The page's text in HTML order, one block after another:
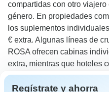
compartidas con otro
género. En propiedades
los suplementos
€ extra. Algunas líneas de
ROSA ofrecen cabinas
extra, mientras que hoteles
con habitaciones
Regístrate y ahorra